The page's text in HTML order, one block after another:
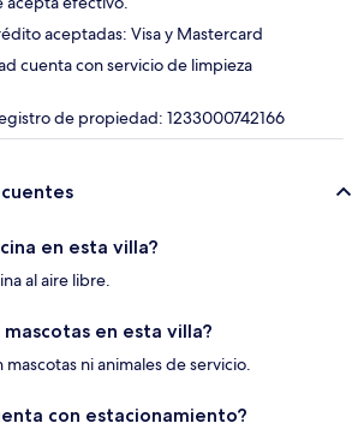
aceptadas: Visa y Mastercard
cuenta con servicio de limpieza
de propiedad: 1233000742166
en esta villa?
al aire libre.
en esta villa?
ni animales de servicio.
con estacionamiento?